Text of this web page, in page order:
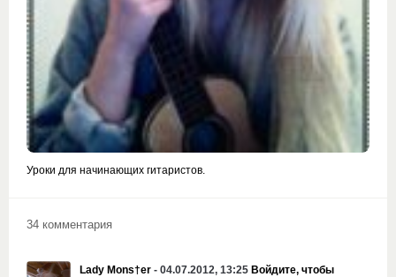
Уроки для начинающих гитаристов.
34 комментария
Lady Mons†er - 04.07.2012, 13:25 Войдите, чтобы